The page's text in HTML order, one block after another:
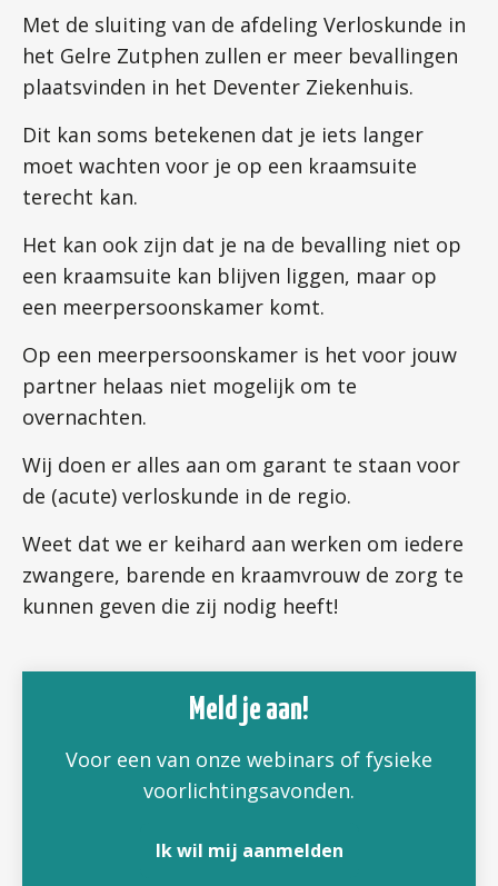
Met de sluiting van de afdeling Verloskunde in
het Gelre Zutphen zullen er meer bevallingen
plaatsvinden in het Deventer Ziekenhuis.
Dit kan soms betekenen dat je iets langer
moet wachten voor je op een kraamsuite
terecht kan.
Het kan ook zijn dat je na de bevalling niet op
een kraamsuite kan blijven liggen, maar op
een meerpersoonskamer komt.
Op een meerpersoonskamer is het voor jouw
partner helaas niet mogelijk om te
overnachten.
Wij doen er alles aan om garant te staan voor
de (acute) verloskunde in de regio.
Weet dat we er keihard aan werken om iedere
zwangere, barende en kraamvrouw de zorg te
kunnen geven die zij nodig heeft!
Meld je aan!
Voor een van onze webinars of fysieke
voorlichtingsavonden.
Ik wil mij aanmelden